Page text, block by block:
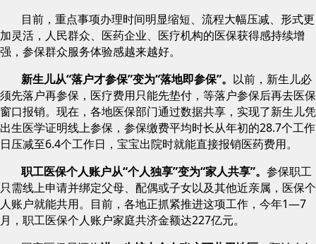
目前，重点事项办理时间明显缩短、流程大幅压减、形式更
加灵活，人民群众、医药企业、医疗机构的医保获得感持续增
强，参保群众服务体验感越来越好。
新生儿从“落户才参保”变为“落地即参保”。 以前，新生儿必
须先落户再参保，医疗费用只能先垫付，等落户参保后再去医保
窗口报销。现在，各地医保部门通过数据共享，实现了新生儿凭
出生医学证明线上参保，参保缴费平均时长从年初的28.7个工作
日压减至6.4个工作日，宝宝出院时就能直接报销医药费用。
职工医保个人账户从“个人独享”变为“家人共享”。 参保职工
只需线上申请并绑定父母、配偶或子女以及其他近亲属，医保个
人账户就能共用。目前，各地正抓紧推进这项工作，今年1—7
月，职工医保个人账户家庭共济金额达227亿元。